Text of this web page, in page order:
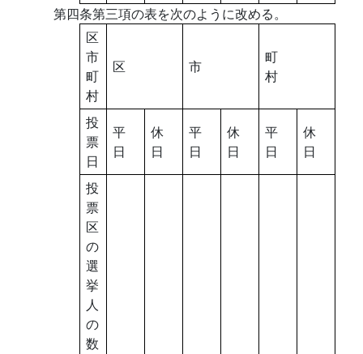
第四条第三項の表を次のように改める。
区
市
町
村
区 市
町
村
投
票
日
平
日
休
日
平
日
休
日
平
日
休
日
投
票
区
の
選
挙
人
の
数